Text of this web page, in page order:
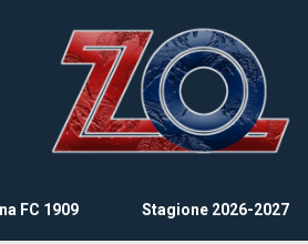
FC 1909 Stagione 2026-2027